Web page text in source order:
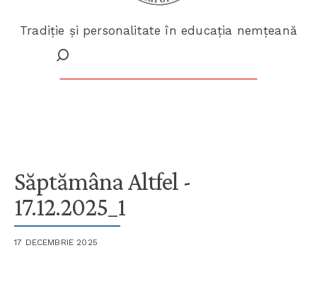
Tradiție și personalitate în educația nemțeană
Săptămâna Altfel -
17.12.2025_1
17 DECEMBRIE 2025